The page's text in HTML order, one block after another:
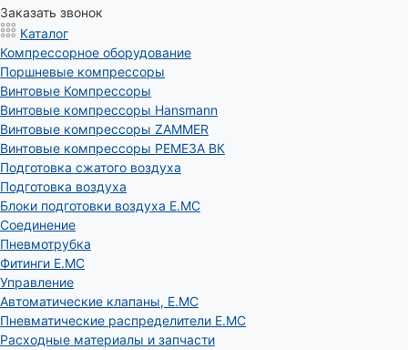
Заказать звонок
Каталог
Компрессорное оборудование
Поршневые компрессоры
Винтовые Компрессоры
Винтовые компрессоры Hansmann
Винтовые компрессоры ZAMMER
Винтовые компрессоры РЕМЕЗА ВК
Подготовка сжатого воздуха
Подготовка воздуха
Блоки подготовки воздуха E.MC
Соединение
Пневмотрубка
Фитинги E.MC
Управление
Автоматические клапаны, Е.МС
Пневматические распределители E.MC
Расходные материалы и запчасти